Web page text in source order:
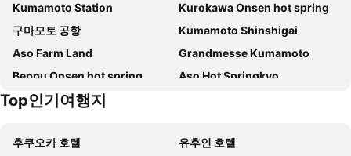
Gekkoju
(Ryokan) Yamakawa Onsen Hanayu
Kurokawa Onsen Ryokan Wakaba
Ryokan Okunoyu
Fukumi Sanso
Hagakurekan
Daikokuya
Houjyuya
Yamatsubaki
Kuju Handa Kogen Bosco
Gogaku
Kumamoto Station
Kurokawa Onsen hot spring
구마모토 공항
Kumamoto Shinshigai
Aso Farm Land
Grandmesse Kumamoto
Beppu Onsen hot spring
Aso Hot Springkyo
kurogawa
Ogiyama Cherry blossom Garden
Top인기여행지
후쿠오카 호텔
유후인 호텔